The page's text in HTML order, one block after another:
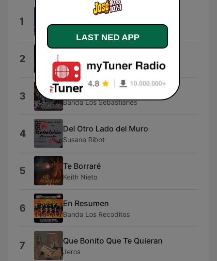
1 El Coyote y Su Banda Tierra Santa
2 Banda Coyula
3 Impasible
Banda Los Sebastianes
4 Del Otro Lado del Muro
Susana Ribot
5 Te Borraré
Keith Nieto
6 En Resumen
Banda Los Recoditos
7 Que Bonito Que Te Quieran
Jeros
LAST NED APP